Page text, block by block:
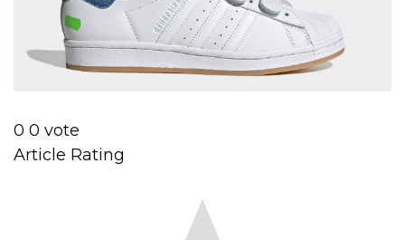
0 0 vote
Article Rating